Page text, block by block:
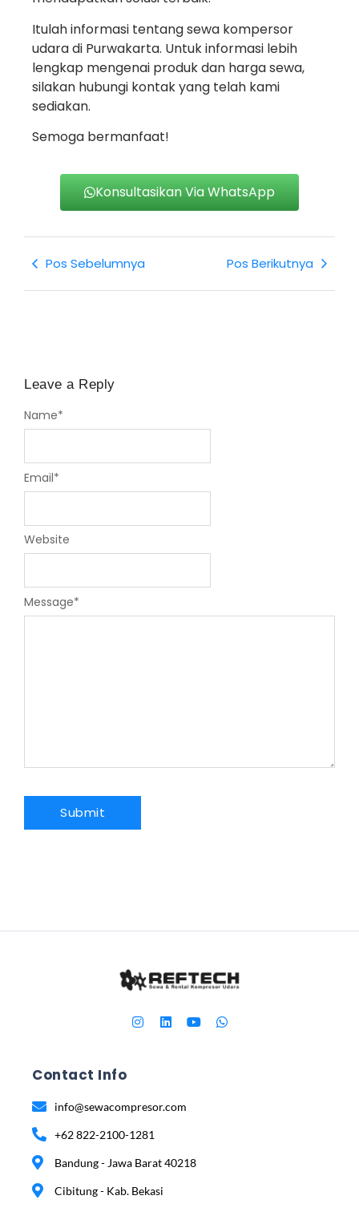
Itulah informasi tentang sewa kompersor
udara di Purwakarta. Untuk informasi lebih
lengkap mengenai produk dan harga sewa,
silakan hubungi kontak yang telah kami
sediakan.
Semoga bermanfaat!
Konsultasikan Via WhatsApp
Pos Sebelumnya Pos Berikutnya
Leave a Reply
Message*
Name*
Email*
Website
Contact Info
info@sewacompresor.com
+62 822-2100-1281
Bandung - Jawa Barat 40218
Cibitung - Kab. Bekasi